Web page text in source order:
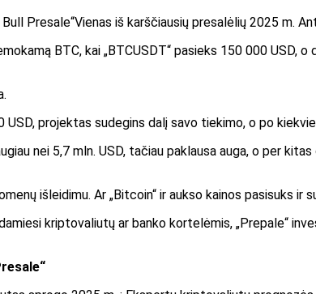
Bull Presale“Vienas iš karščiausių presalėlių 2025 m.
BTC, kai „BTCUSDT“ pasieks 150 000 USD,
USD, projektas sudegins dalį savo tiekimo, o po
nei 5,7 mln. USD, tačiau paklausa auga, o per
kriptovaliutų ar banko kortelėmis, „Prepale“